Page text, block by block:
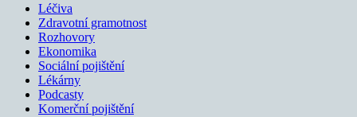
Léčiva
Zdravotní gramotnost
Rozhovory
Ekonomika
Sociální pojištění
Lékárny
Podcasty
Komerční pojištění